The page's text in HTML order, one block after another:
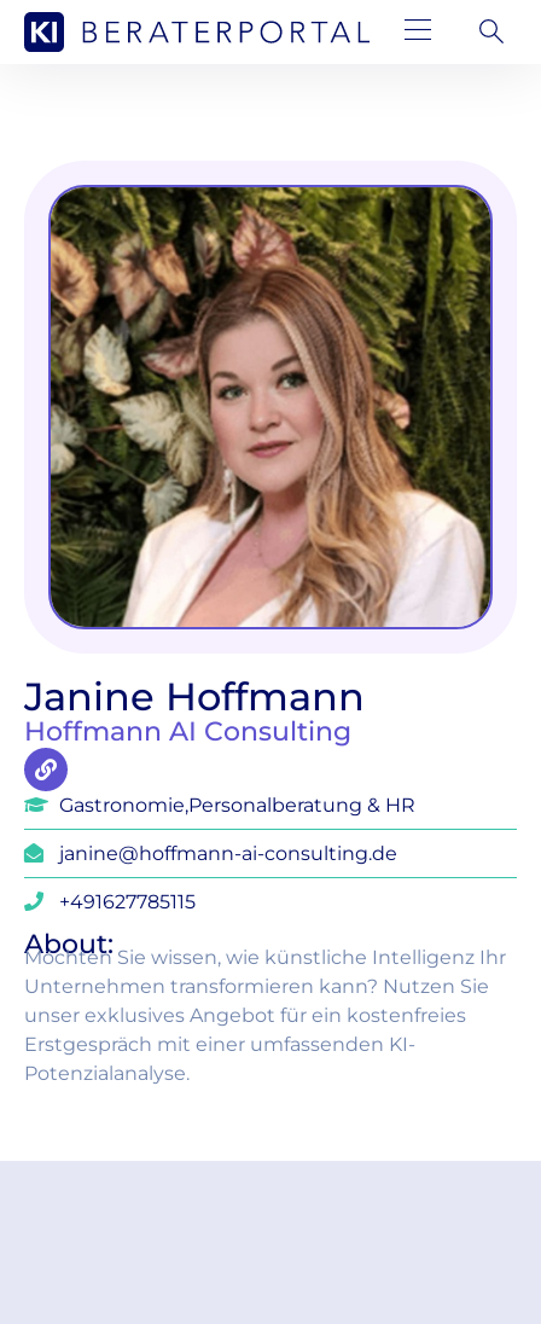
Janine Hoffmann
Hoffmann AI Consulting
Gastronomie,Personalberatung & HR
janine@hoffmann-ai-consulting.de
+491627785115
About:
Möchten Sie wissen, wie künstliche Intelligenz Ihr
Unternehmen transformieren kann? Nutzen Sie
unser exklusives Angebot für ein kostenfreies
Erstgespräch mit einer umfassenden KI-
Potenzialanalyse.